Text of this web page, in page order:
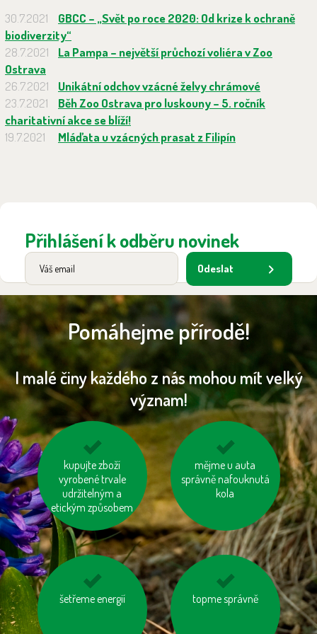
30.7.2021
GBCC – „Svět po roce 2020: Od krize k ochraně
biodiverzity“
28.7.2021
La Pampa – největší průchozí voliéra v Zoo
Ostrava
26.7.2021
Unikátní odchov vzácné želvy chrámové
23.7.2021
Běh Zoo Ostrava pro luskouny – 5. ročník
charitativní akce se blíží!
19.7.2021
Mláďata u vzácných prasat z Filipín
Přihlášení k odběru novinek
Odeslat
Pomáhejme přírodě!
I malé činy každého z nás mohou mít velký
význam!
kupujte zboží
vyrobené trvale
udržitelným a
etickým způsobem
využívejme
hromadnou dopravu
mějme u auta
správně nafouknutá
kola
nebojme se
toaletního papíru z
recyklovaného papíru
šetřeme energií
tiskněme na
topme správně
používejme dobíjecí